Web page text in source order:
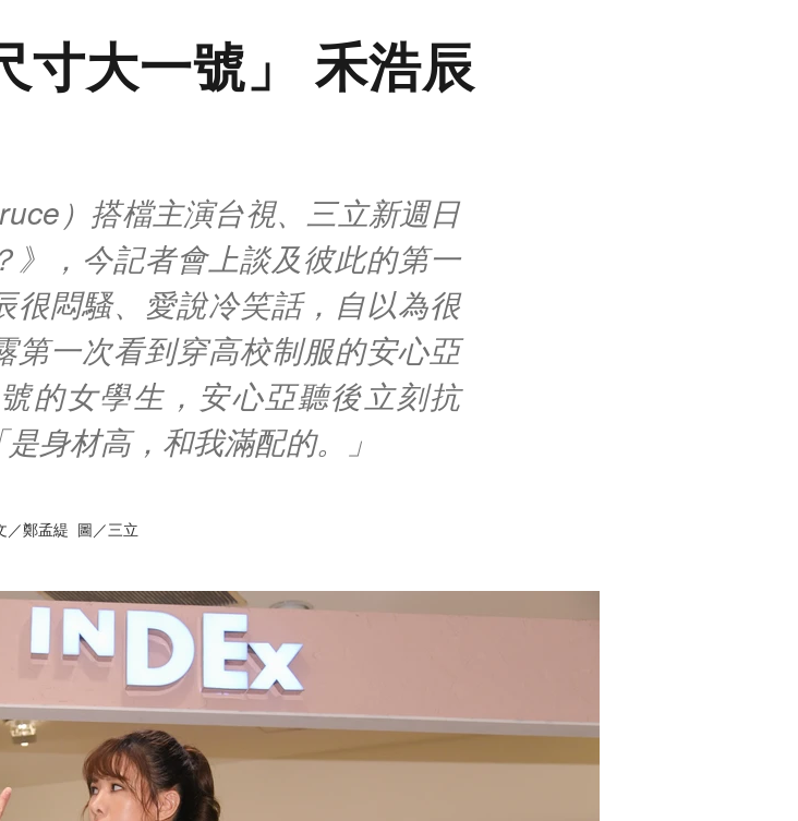
寸大一號」 禾浩辰
）搭檔主演台視、三立新週日
》，今記者會上談及彼此的第一
很悶騷、愛說冷笑話，自以為很
第一次看到穿高校制服的安心亞
的女學生，安心亞聽後立刻抗
身材高，和我滿配的。」
／鄭孟緹 圖／三立